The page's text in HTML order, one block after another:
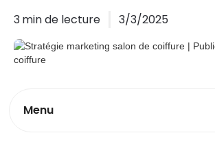
3min de lecture 3/3/2025
Menu